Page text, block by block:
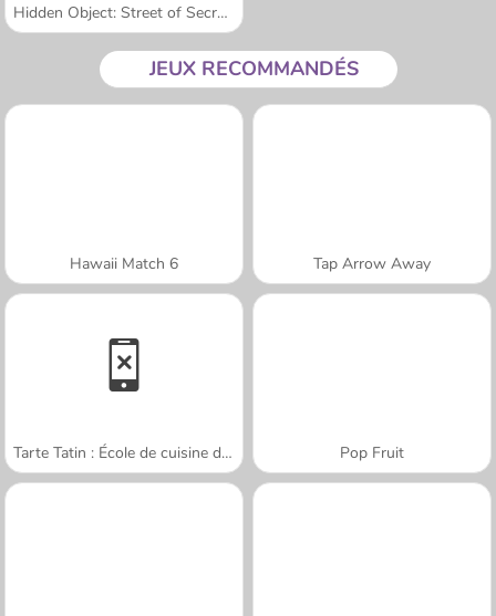
Hidden Object: Street of Secrets
JEUX RECOMMANDÉS
Hawaii Match 6 Tap Arrow Away
Tarte Tatin : École de cuisine de Sara Pop Fruit